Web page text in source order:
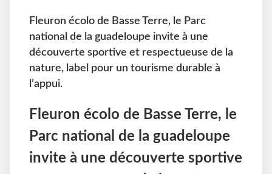
Fleuron écolo de Basse Terre, le Parc
national de la guadeloupe invite à une
découverte sportive et respectueuse de la
nature, label pour un tourisme durable à
l’appui.
Fleuron écolo de Basse Terre, le
Parc national de la guadeloupe
invite à une découverte sportive